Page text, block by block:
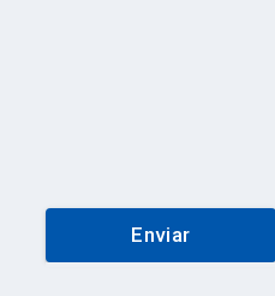
Enviar